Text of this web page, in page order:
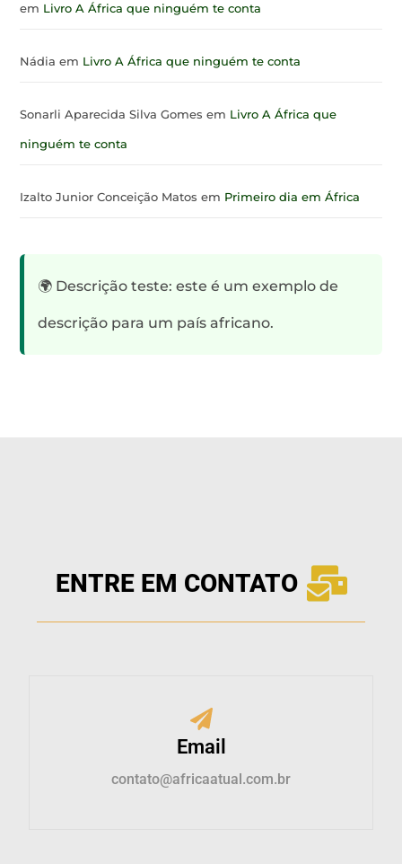
em Livro A África que ninguém te conta
Nádia em Livro A África que ninguém te conta
Sonarli Aparecida Silva Gomes em Livro A África que
ninguém te conta
Izalto Junior Conceição Matos em Primeiro dia em África
🌍 Descrição teste: este é um exemplo de
descrição para um país africano.
ENTRE EM CONTATO
Email
contato@africaatual.com.br